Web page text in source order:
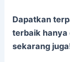
Dapatkan
terbaik hanya
sekarang